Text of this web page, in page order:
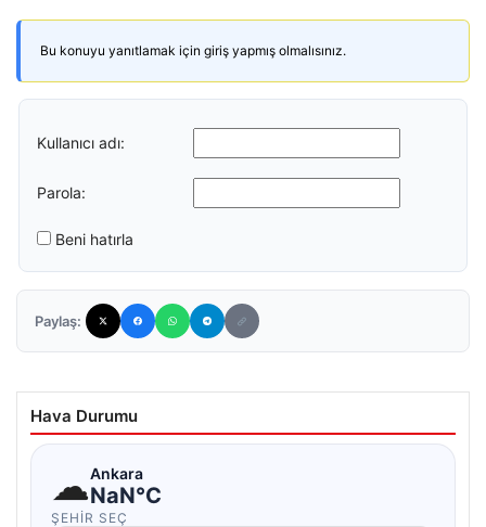
Bu konuyu yanıtlamak için giriş yapmış olmalısınız.
Kullanıcı adı:
Parola:
Beni hatırla
Paylaş:
Hava Durumu
☁Ankara
NaN°C
ŞEHIR SEÇ